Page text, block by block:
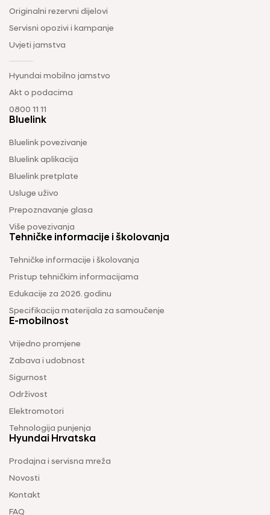
Originalni rezervni dijelovi
Servisni opozivi i kampanje
Uvjeti jamstva
Hyundai mobilno jamstvo
Akt o podacima
0800 11 11
Bluelink
Bluelink povezivanje
Bluelink aplikacija
Bluelink pretplate
Usluge uživo
Prepoznavanje glasa
Više povezivanja
Tehničke informacije i školovanja
Tehničke informacije i školovanja
Pristup tehničkim informacijama
Edukacije za 2026. godinu
Specifikacija materijala za samoučenje
E-mobilnost
Vrijedno promjene
Zabava i udobnost
Sigurnost
Održivost
Elektromotori
Tehnologija punjenja
Hyundai Hrvatska
Prodajna i servisna mreža
Novosti
Kontakt
FAQ